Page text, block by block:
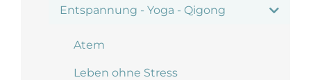
Entspannung - Yoga - Qigong
Atem
Leben ohne Stress